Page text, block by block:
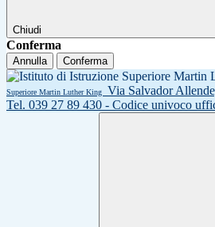
Chiudi
Conferma
Annulla Conferma
Superiore Martin Luther King
Via Salvador
Tel. 039 27 89 430 - Codice univoco